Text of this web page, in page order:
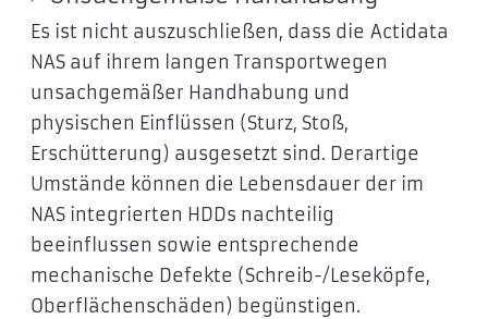
Es ist nicht auszuschließen, dass die Actidata
NAS auf ihrem langen Transportwegen
unsachgemäßer Handhabung und
physischen Einflüssen (Sturz, Stoß,
Erschütterung) ausgesetzt sind. Derartige
Umstände können die Lebensdauer der im
NAS integrierten HDDs nachteilig
beeinflussen sowie entsprechende
mechanische Defekte (Schreib-/Leseköpfe,
Oberflächenschäden) begünstigen.